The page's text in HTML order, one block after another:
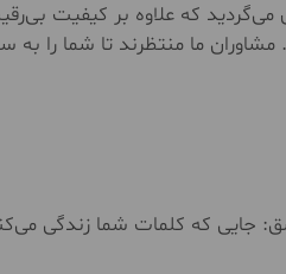
می‌گردید که علاوه بر کیفیت
مشاوران ما منتظرند تا شما را
جایی که کلمات شما زندگی